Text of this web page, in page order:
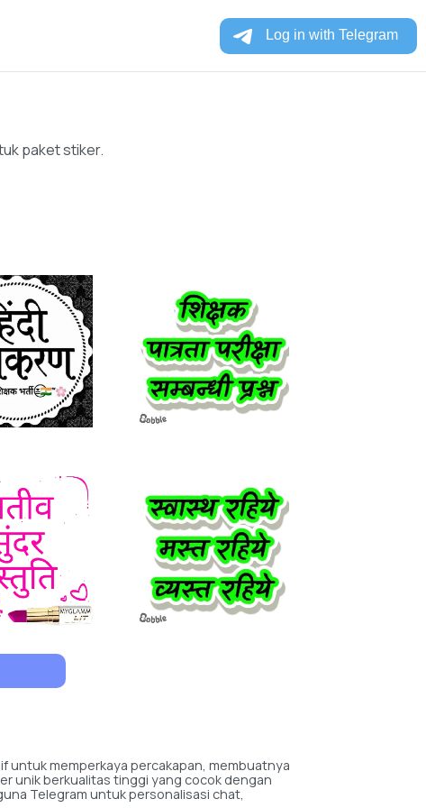
paket stiker.
untuk memperkaya percakapan, membuatnya
unik berkualitas tinggi yang cocok dengan
Telegram untuk personalisasi chat,